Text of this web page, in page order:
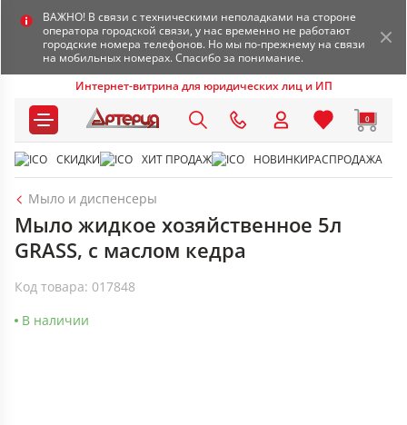
ВАЖНО! В связи с техническими неполадками на стороне
оператора городской связи, у нас временно не работают
городские номера телефонов. Но мы по-прежнему на связи
на мобильных номерах. Спасибо за понимание.
Интернет-витрина для юридических лиц и ИП
0
СКИДКИ ХИТ ПРОДАЖ НОВИНКИРАСПРОДАЖА
Мыло и диспенсеры
Мыло жидкое хозяйственное 5л
GRASS, с маслом кедра
Код товара: 017848
В наличии